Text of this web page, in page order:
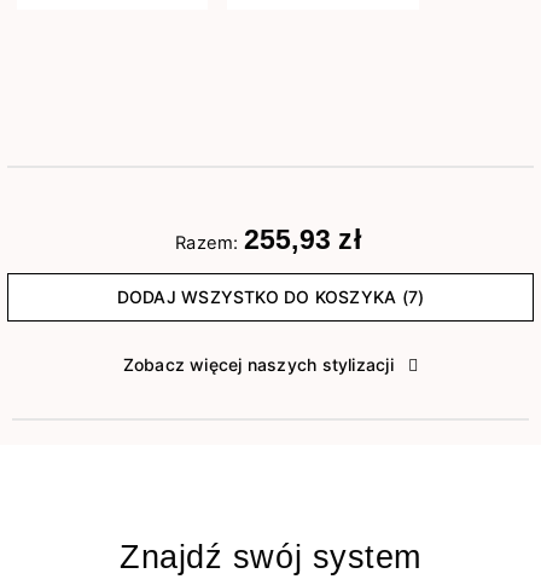
Razem: 255,93 zł
DODAJ WSZYSTKO DO KOSZYKA (7)
Zobacz więcej naszych stylizacji
Znajdź swój system